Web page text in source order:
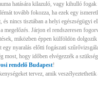
hatására kilazuló, vagy kihulló
tovább fokozza, ha ezek egy
és nincs tisztában a helyi egészségügyi
megelőzés. Járjon el rendszeresen
miközben éppen külföldön
egy nyaralás előtti fogászati
most, hogy időben elvégezzék a
rendelő Budapest!
tervez, amik